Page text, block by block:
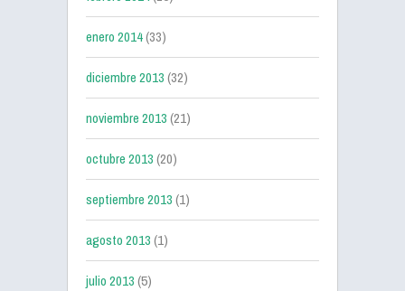
enero 2014(33)
diciembre 2013(32)
noviembre 2013(21)
octubre 2013(20)
septiembre 2013(1)
agosto 2013(1)
julio 2013(5)